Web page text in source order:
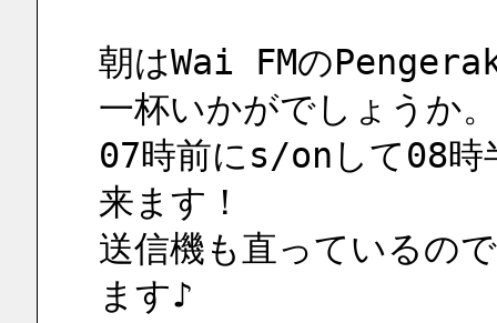
朝はWai FMの
一杯いかがでしょうか。
07時前にs/onして08時
来ます！
送信機も直っているの
ます♪